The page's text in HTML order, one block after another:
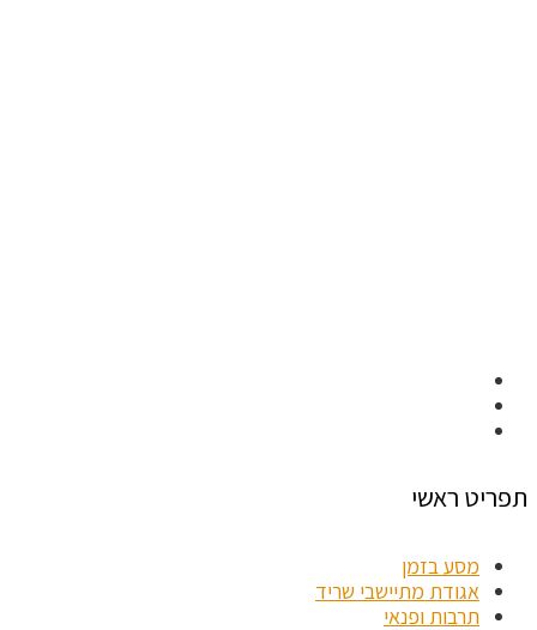
תפריט ראשי
מסע בזמן
אגודת מתיישבי שריד
תרבות ופנאי